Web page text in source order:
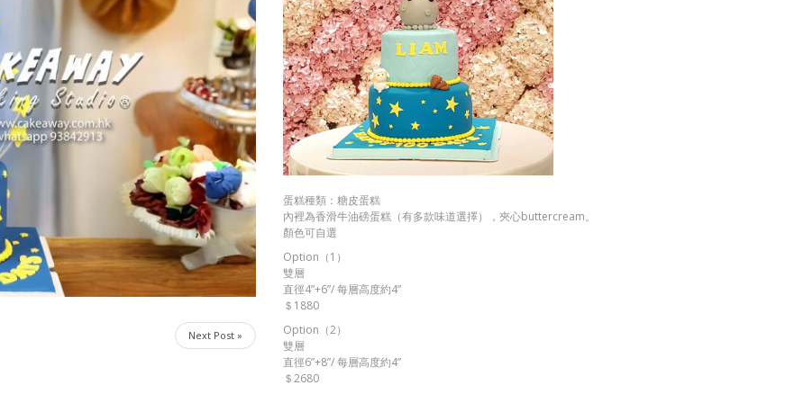
Next Post »
蛋糕種類：糖皮蛋糕
內裡為香滑牛油磅蛋糕（有多款味道選擇），夾心buttercream。
顏色可自選
Option（1）
雙層
直徑4”+6”/ 每層高度約4”
＄1880
Option（2）
雙層
直徑6”+8”/ 每層高度約4”
＄2680